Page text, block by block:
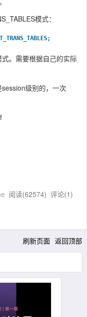
模式：
。需要根据自己的实际
级别的，一次
阅读(62574) 评论(1)
刷新页面 返回顶部